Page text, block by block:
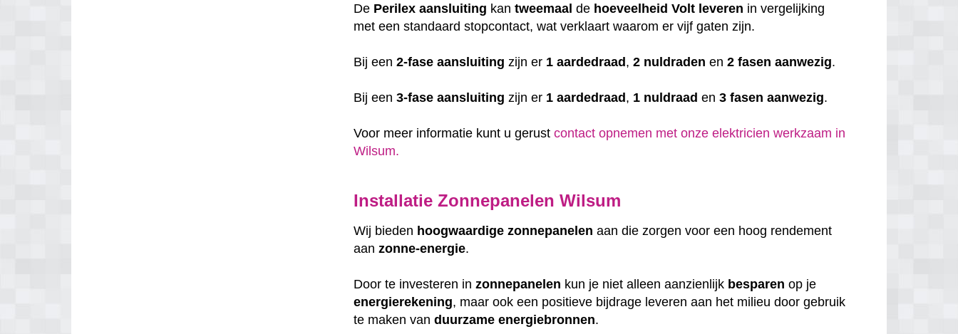
De Perilex aansluiting kantweemaal de hoeveelheid Volt leveren in vergelijking
met een standaard stopcontact, wat verklaart waarom er vijf gaten zijn.
Bij een2-fase aansluiting zijn er 1 aardedraad,2 nuldraden en2 fasen aanwezig.
Bij een3-fase aansluiting zijn er 1 aardedraad, 1 nuldraad en3 fasen aanwezig.
Voor meer informatie kunt u gerustcontact opnemen met onze elektricien werkzaam in
Wilsum.
Installatie Zonnepanelen Wilsum
Wij bieden hoogwaardige zonnepanelen aan die zorgen voor een hoog rendement
aanzonne-energie.
Door te investeren inzonnepanelen kun je niet alleen aanzienlijk besparen op je
energierekening, maar ook een positieve bijdrage leveren aan het milieu door gebruik
te maken vanduurzame energiebronnen.